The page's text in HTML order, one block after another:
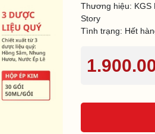
Thương hiệu: KGS
Story
Tình trạng: Hết